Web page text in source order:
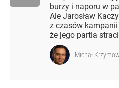
burzy i naporu w
Ale Jarosław
z czasów kampanii
że jego partia
Michał